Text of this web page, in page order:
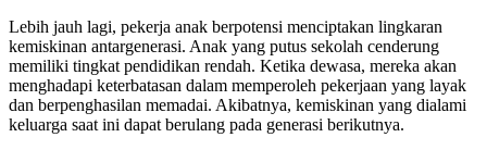
Lebih jauh lagi, pekerja anak berpotensi menciptakan lingkaran
kemiskinan antargenerasi. Anak yang putus sekolah cenderung
memiliki tingkat pendidikan rendah. Ketika dewasa, mereka akan
menghadapi keterbatasan dalam memperoleh pekerjaan yang layak
dan berpenghasilan memadai. Akibatnya, kemiskinan yang dialami
keluarga saat ini dapat berulang pada generasi berikutnya.